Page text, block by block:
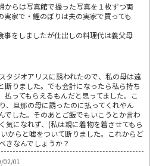
からは写真館で撮った写真を１枚ずつ両
実家で・鯉のぼりは夫の実家で買っても
事をしましたが仕出しの料理代は義父母
タジオアリスに誘われたので、私の母は遠
断りました。でも会計になったら私ら持ち
払ってもらえるもんだと思ってました。こ
、旦那の母に誘ったのに払ってくれやん
でした。そのあとご飯でもいこうとか言わ
気になれず、(私は親に着物を着させてもら
からと嘘をついて断りました。これからど
きなんでしょうか？
02/01